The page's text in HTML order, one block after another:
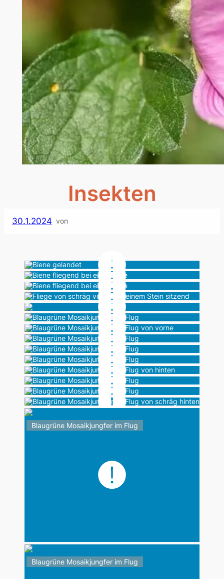
Insekten
30.1.2024 von
Biene gelandet
Biene fliegend bei einer Blüte
Biene fliegend bei einer Blüte
Fliege von schräg vorne
Blaugrüne Mosaikjungfer im Flug
Blaugrüne Mosaikjungfer im Flug
Blaugrüne Mosaikjungfer im Flug
Blaugrüne Mosaikjungfer im Flug
Blaugrüne Mosaikjungfer im Flug
Blaugrüne Mosaikjungfer im Flug
Blaugrüne Mosaikjungfer im Flug
Blaugrüne Mosaikjungfer im Flug
Blaugrüne Mosaikjungfer im Flug
Blaugrüne Mosaikjungfer im Flug
Blaugrüne Mosaikjungfer im Flug